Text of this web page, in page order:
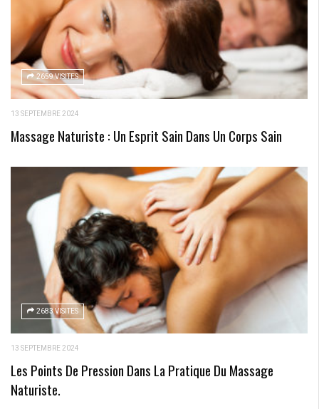
2659 VISITES
13 SEPTEMBRE 2024
Massage Naturiste : Un Esprit Sain Dans Un Corps Sain
2683 VISITES
13 SEPTEMBRE 2024
Les Points De Pression Dans La Pratique Du Massage
Naturiste.